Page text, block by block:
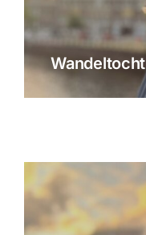
Wandeltocht